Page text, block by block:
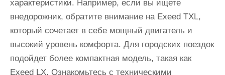
характеристики. Например, если вы ищете
внедорожник, обратите внимание на Exeed TXL,
который сочетает в себе мощный двигатель и
высокий уровень комфорта. Для городских поездок
подойдет более компактная модель, такая как
Exeed LX. Ознакомьтесь с техническими